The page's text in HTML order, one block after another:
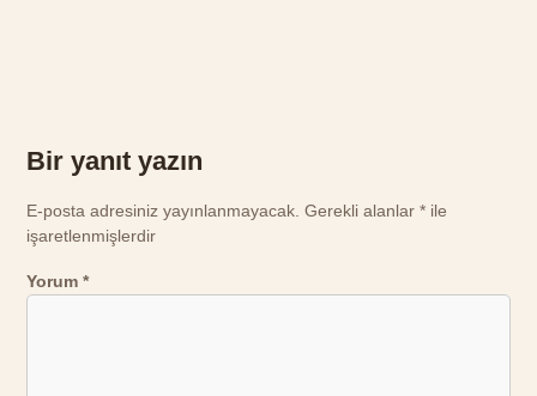
Bir yanıt yazın
E-posta adresiniz yayınlanmayacak. Gerekli alanlar* ile
işaretlenmişlerdir
Yorum*